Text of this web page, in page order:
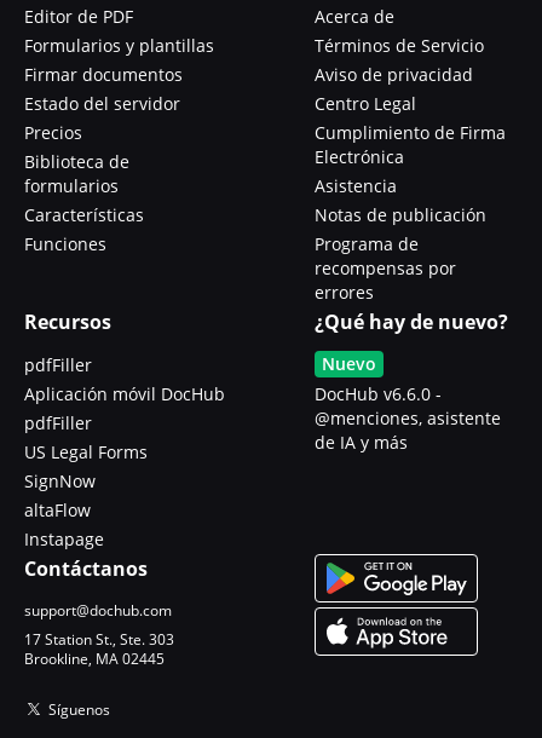
Editor de PDF
Formularios y plantillas
Firmar documentos
Estado del servidor
Precios
Biblioteca de
formularios
Características
Funciones
Acerca de
Términos de Servicio
Aviso de privacidad
Centro Legal
Cumplimiento de Firma
Electrónica
Asistencia
Notas de publicación
Programa de
recompensas por
errores
Recursos
pdfFiller
Aplicación móvil DocHub
pdfFiller
US Legal Forms
SignNow
altaFlow
Instapage
¿Qué hay de nuevo?
Nuevo
DocHub v6.6.0 -
@menciones, asistente
de IA y más
Contáctanos
support@dochub.com
17 Station St., Ste. 303
Brookline, MA 02445
Síguenos